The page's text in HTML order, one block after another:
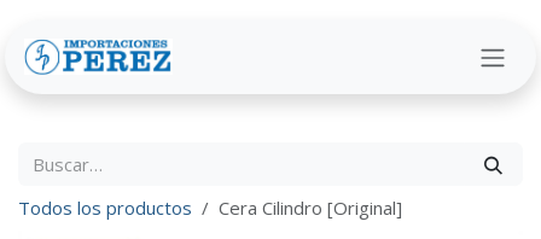
Todos los productos Cera Cilindro [Original]